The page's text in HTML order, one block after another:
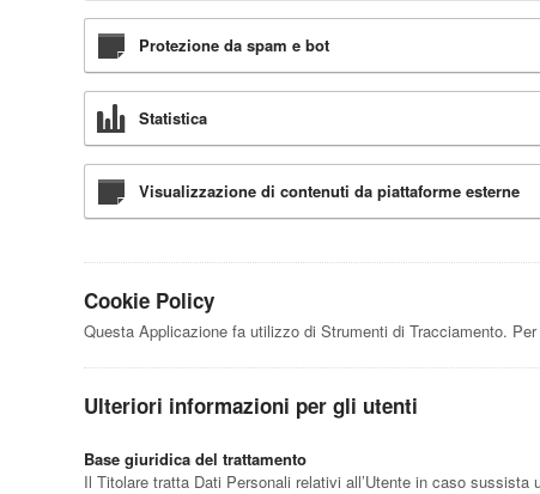
Protezione da spam e bot
Statistica
Visualizzazione di contenuti da piattaforme esterne
Cookie Policy
Questa Applicazione fa utilizzo di Strumenti di Tracciamento.
Ulteriori informazioni per gli utenti
Base giuridica del trattamento
Il Titolare tratta Dati Personali relativi all’Utente in caso sussista